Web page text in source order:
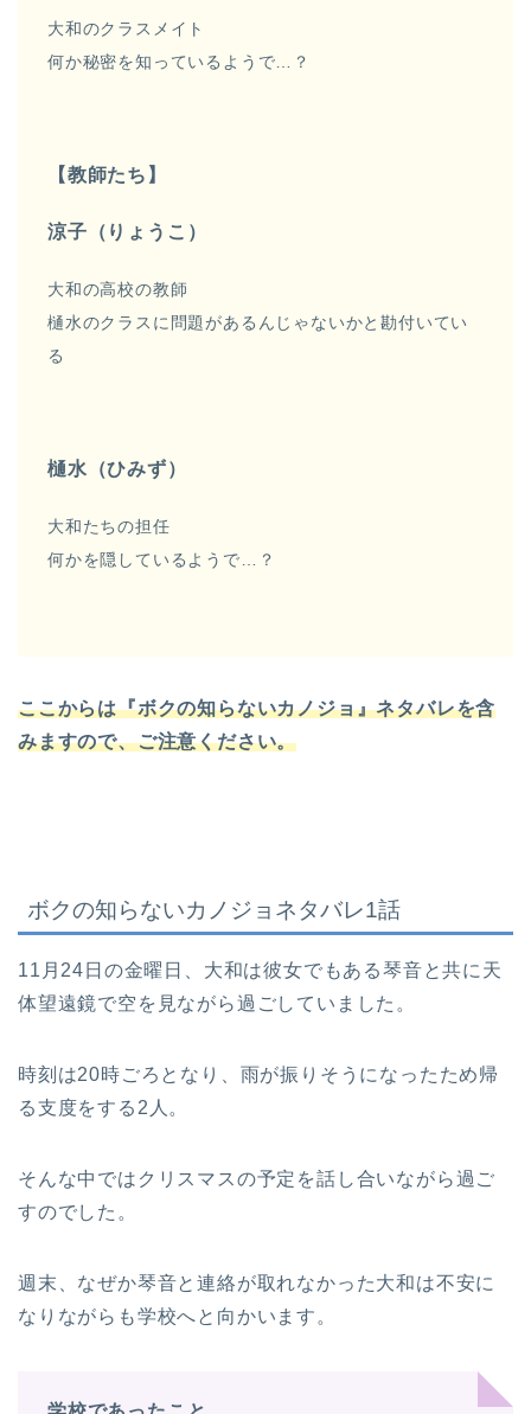
大和のクラスメイト
何か秘密を知っているようで…？
【教師たち】
涼子（りょうこ）
大和の高校の教師
樋水のクラスに問題があるんじゃないかと勘付いてい
る
樋水（ひみず）
大和たちの担任
何かを隠しているようで…？
ここからは『ボクの知らないカノジョ』ネタバレを含
みますので、ご注意ください。
ボクの知らないカノジョネタバレ1話
11月24日の金曜日、大和は彼女でもある琴音と共に天
体望遠鏡で空を見ながら過ごしていました。
時刻は20時ごろとなり、雨が振りそうになったため帰
る支度をする2人。
そんな中ではクリスマスの予定を話し合いながら過ご
すのでした。
週末、なぜか琴音と連絡が取れなかった大和は不安に
なりながらも学校へと向かいます。